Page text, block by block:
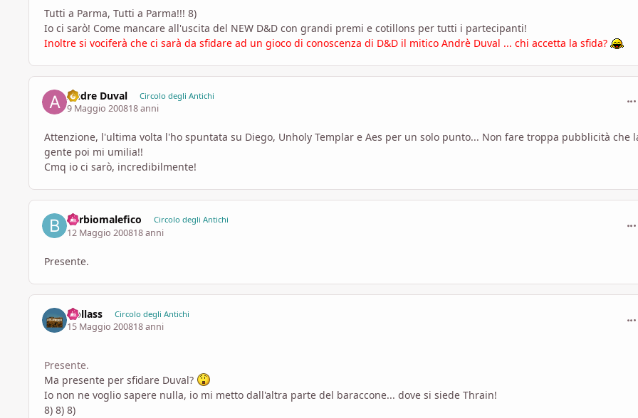
Tutti a Parma, Tutti a Parma!!! 8)
Io ci sarò! Come mancare all'uscita del NEW D&D con grandi premi e cotillons per tutti i partecipanti!
Inoltre si vociferà che ci sarà da sfidare ad un gioco di conoscenza di D&D il mitico Andrè Duval ... chi accetta la sfida?
Andre Duval Circolo degli Antichi
9 Maggio 200818 anni
Attenzione, l'ultima volta l'ho spuntata su Diego, Unholy Templar e Aes per un solo punto... Non fare troppa pubblicità che
gente poi mi umilia!!
Cmq io ci sarò, incredibilmente!
barbiomalefico Circolo degli Antichi
12 Maggio 200818 anni
Presente.
Uollass Circolo degli Antichi
15 Maggio 200818 anni
Presente.
Ma presente per sfidare Duval?
Io non ne voglio sapere nulla, io mi metto dall'altra parte del baraccone... dove si siede Thrain!
8) 8) 8)